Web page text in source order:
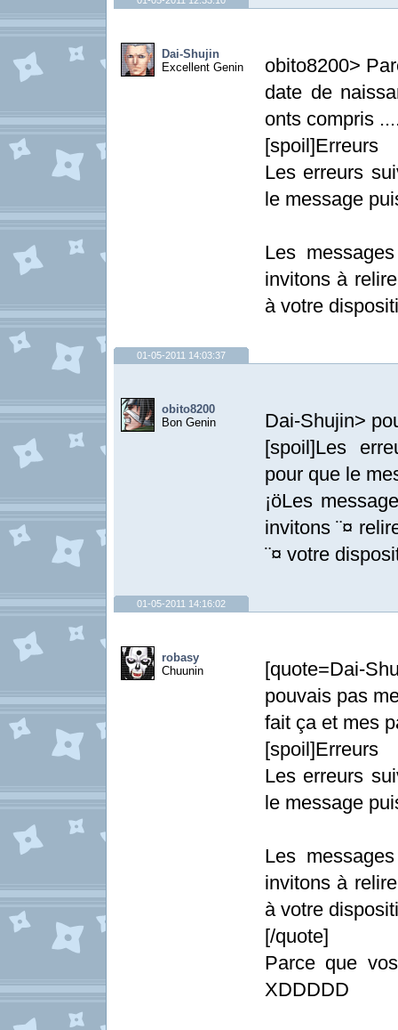
Dai-Shujin
Excellent Genin
obito8200>
date de
onts compris
[spoil]Erreurs
Les erreurs
le message
Les
invitons à
à votre
01-05-2011 14:03:37
obito8200
Bon Genin
Dai-Shujin>
[spoil]Les
pour que le
¡öLes
invitons ¨¤
¨¤ votre
01-05-2011 14:16:02
robasy
Chuunin
[quote=Dai-
pouvais pas
fait ça et mes
[spoil]Erreurs
Les erreurs
le message
Les
invitons à
à votre
[/quote]
Parce que
XDDDDD